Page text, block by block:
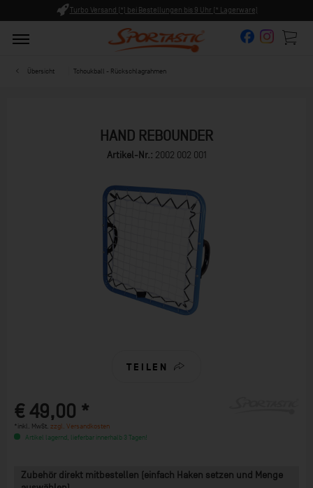
(*) bei Bestellungen bis 9 Uhr (* Lagerware) Persönliche
Übersicht Tchoukball - Rückschlagrahmen
HAND REBOUNDER
Artikel-Nr.: 2002 002 001
TEILEN
€ 49,00 *
*inkl. MwSt. zzgl. Versandkosten
Artikel lagernd, lieferbar innerhalb 3 Tagen!
Zubehör direkt mitbestellen (einfach Haken setzen und Menge